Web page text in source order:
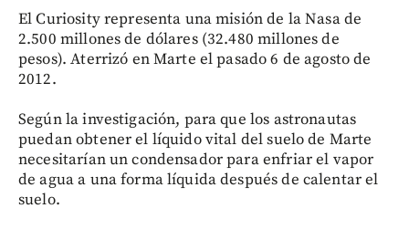
El Curiosity representa una misión de la Nasa de
2.500 millones de dólares (32.480 millones de
pesos). Aterrizó en Marte el pasado 6 de agosto de
2012.
Según la investigación, para que los astronautas
puedan obtener el líquido vital del suelo de Marte
necesitarían un condensador para enfriar el vapor
de agua a una forma líquida después de calentar el
suelo.